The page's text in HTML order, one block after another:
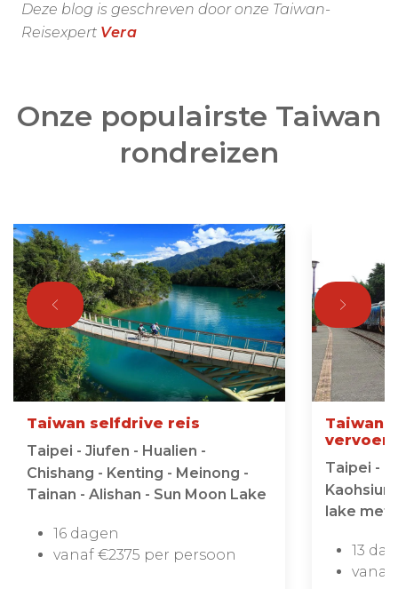
Deze blog is geschreven door onze Taiwan-
Reisexpert Vera
Onze populairste Taiwan
rondreizen
Taiwan selfdrive reis
Taipei - Jiufen - Hualien -
Chishang - Kenting - Meinong -
Tainan - Alishan - Sun Moon Lake
16 dagen
vanaf €2375 per persoon
Taiwan
vervoer
Taipei -
lake met
13
vanaf